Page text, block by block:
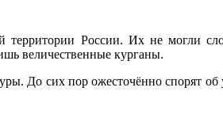
территории России. Их не могли
величественные курганы.
До сих пор ожесточённо спорят об